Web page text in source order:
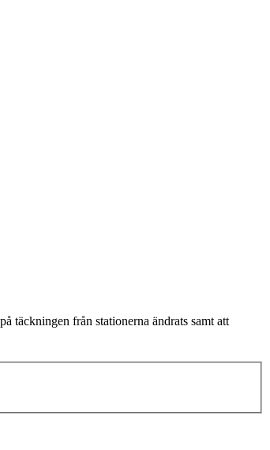
täckningen från stationerna ändrats samt att